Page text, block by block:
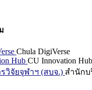
Chula DigiVerse
Hub CU Innovation Hub
วิจัยจุฬาฯ (สบจ.) สำนักบ